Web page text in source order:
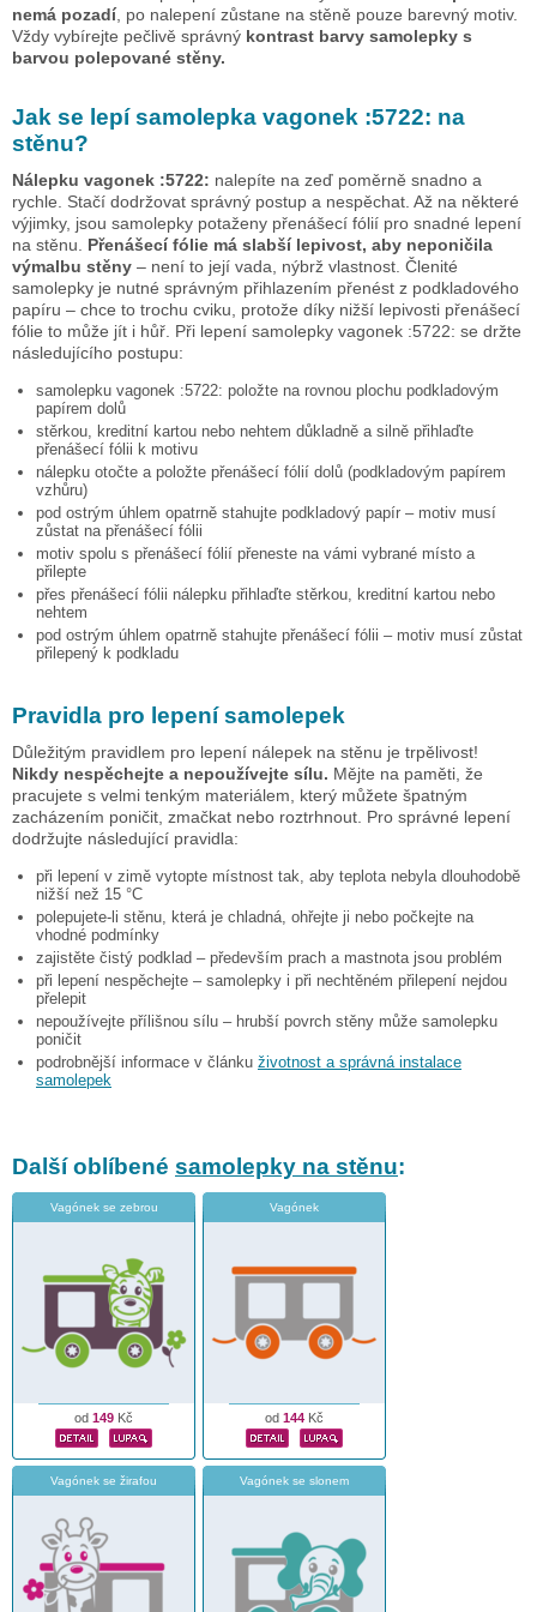
nemá pozadí, po nalepení zůstane na stěně pouze barevný motiv.
Vždy vybírejte pečlivě správný kontrast barvy samolepky s
barvou polepované stěny.
Jak se lepí samolepka vagonek :5722: na
stěnu?
Nálepku vagonek :5722: nalepíte na zeď poměrně snadno a
rychle. Stačí dodržovat správný postup a nespěchat. Až na některé
výjimky, jsou samolepky potaženy přenášecí fólií pro snadné lepení
na stěnu. Přenášecí fólie má slabší lepivost, aby neponičila
výmalbu stěny – není to její vada, nýbrž vlastnost. Členité
samolepky je nutné správným přihlazením přenést z podkladového
papíru – chce to trochu cviku, protože díky nižší lepivosti přenášecí
fólie to může jít i hůř. Při lepení samolepky vagonek :5722: se držte
následujícího postupu:
samolepku vagonek :5722: položte na rovnou plochu podkladovým
papírem dolů
stěrkou, kreditní kartou nebo nehtem důkladně a silně přihlaďte
přenášecí fólii k motivu
nálepku otočte a položte přenášecí fólií dolů (podkladovým papírem
vzhůru)
pod ostrým úhlem opatrně stahujte podkladový papír – motiv musí
zůstat na přenášecí fólii
motiv spolu s přenášecí fólií přeneste na vámi vybrané místo a
přilepte
přes přenášecí fólii nálepku přihlaďte stěrkou, kreditní kartou nebo
nehtem
pod ostrým úhlem opatrně stahujte přenášecí fólii – motiv musí zůstat
přilepený k podkladu
Pravidla pro lepení samolepek
Důležitým pravidlem pro lepení nálepek na stěnu je trpělivost!
Nikdy nespěchejte a nepoužívejte sílu. Mějte na paměti, že
pracujete s velmi tenkým materiálem, který můžete špatným
zacházením poničit, zmačkat nebo roztrhnout. Pro správné lepení
dodržujte následující pravidla:
při lepení v zimě vytopte místnost tak, aby teplota nebyla dlouhodobě
nižší než 15 °C
polepujete-li stěnu, která je chladná, ohřejte ji nebo počkejte na
vhodné podmínky
zajistěte čistý podklad – především prach a mastnota jsou problém
při lepení nespěchejte – samolepky i při nechtěném přilepení nejdou
přelepit
nepoužívejte přílišnou sílu – hrubší povrch stěny může samolepku
poničit
podrobnější informace v článku životnost a správná instalace
samolepek
Další oblíbené samolepky na stěnu:
Vagónek se zebrou
od 149 Kč
Vagónek
od 144 Kč
Vagónek se žirafou Vagónek se slonem